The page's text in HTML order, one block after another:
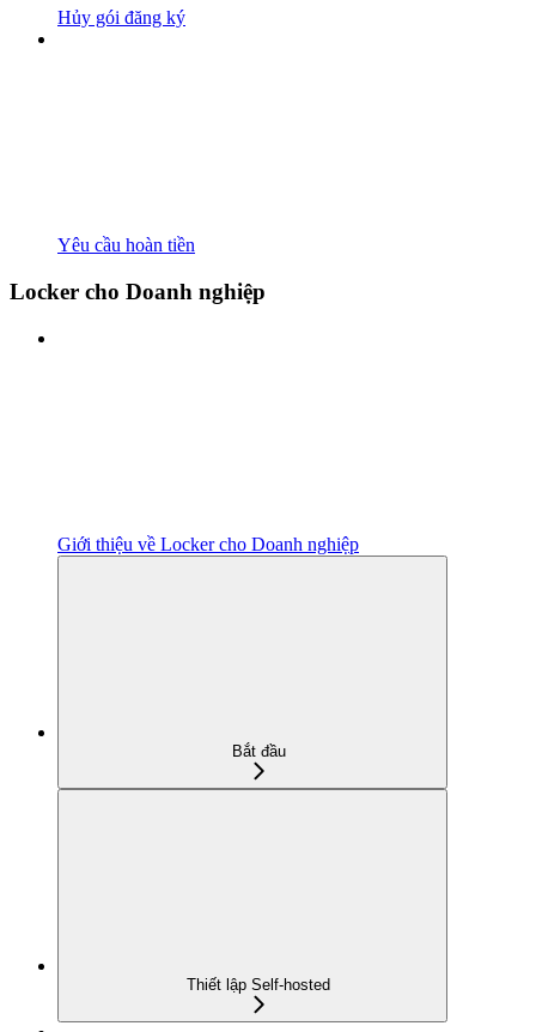
Hủy gói đăng ký
Yêu cầu hoàn tiền
Locker cho Doanh nghiệp
Giới thiệu về Locker cho Doanh nghiệp
Bắt đầu
Thiết lập Self-hosted